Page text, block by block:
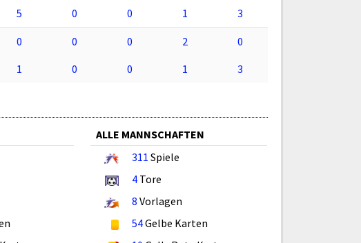
5 0 0 1 3
0 0 0 2
0
1 0 0 1 3
ALLE MANNSCHAFTEN
311 Spiele
4 Tore
8 Vorlagen
54Gelbe Karten